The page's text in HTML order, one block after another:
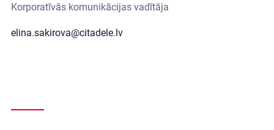
Korporatīvās komunikācijas vadītāja
elina.sakirova@citadele.lv